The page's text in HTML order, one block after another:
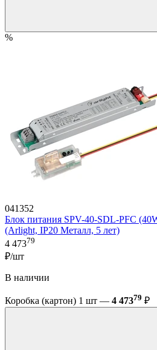
%
041352
Блок питания SPV-40-SDL-PFC
(Arlight, IP20 Металл, 5 лет)
4 47379
₽/шт
В наличии
Коробка (картон) 1 шт — 4 47379 ₽